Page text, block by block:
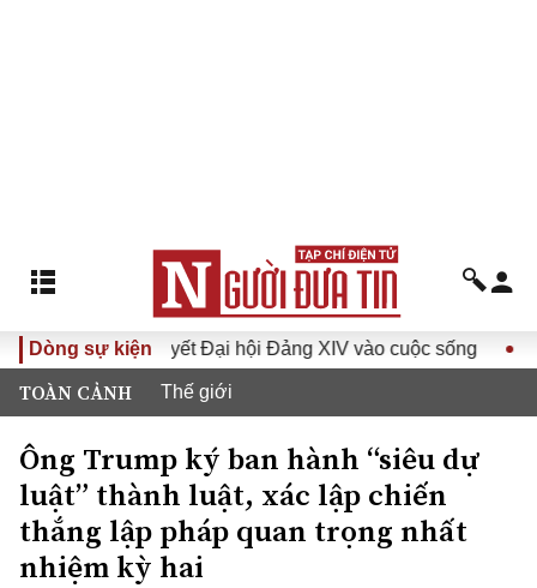
Dòng sự kiện
Đưa Nghị quyết Đại hội Đảng XIV vào cuộc sống Hướng
TOÀN CẢNH Thế giới
Ông Trump ký ban hành “siêu dự
luật” thành luật, xác lập chiến
thắng lập pháp quan trọng nhất
nhiệm kỳ hai